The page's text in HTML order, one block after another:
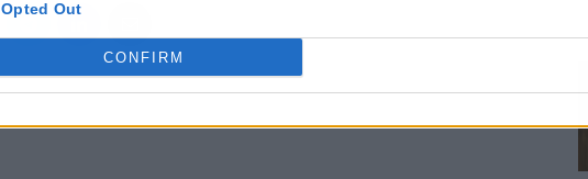
Opted Out
CONFIRM